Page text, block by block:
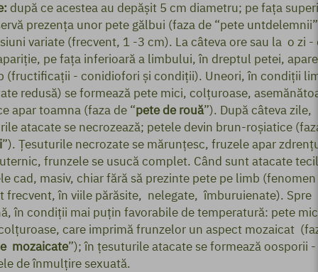
după ce acestea au depăşit 5 cm diametru; pe faţa
prezenţa unor pete gălbui (faza de “pete
variate (frecvent, 1 -3 cm). La câteva ore sau la o zi -
pe faţa inferioară a limbului, în dreptul petei,
(fructificaţii - conidiofori şi condiții). Uneori, în condiţii
redusă) se formează pete mici, colţuroase,
apar toamna (faza de “pete de rouă”). După câteva zile,
atacate se necrozează; petele devin brun-roşiatice
”). Ţesuturile necrozate se mărunţesc, fruzele apar
frunzele se usucă complet. Când sunt atacate
cad, masiv, chiar fără să prezinte pete pe limb (fenomen
frecvent, în viile părăsite, nelegate, îmburuienate). Spre
în condiţii mai puţin favorabile de temperatură: pete
care imprimă frunzelor un aspect mozaicat
mozaicate”); în ţesuturile atacate se formează oosporii -
de înmulţire sexuată.